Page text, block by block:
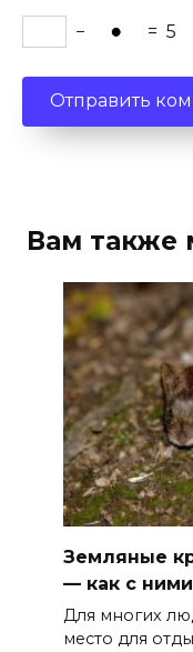
− = 5
Вам также
Земляные
— как с
Для многих
место для